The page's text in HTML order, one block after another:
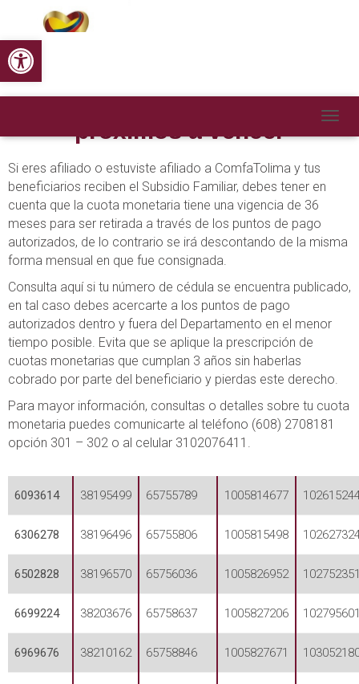
Abrir barra de herramientas
próximos a vencer
Si eres afiliado o estuviste afiliado a ComfaTolima y tus
beneficiarios reciben el Subsidio Familiar, debes tener en
cuenta que la cuota monetaria tiene una vigencia de 36
meses para ser retirada a través de los puntos de pago
autorizados, de lo contrario se irá descontando de la misma
forma mensual en que fue consignada.
Consulta aquí si tu número de cédula se encuentra publicado,
en tal caso debes acercarte a los puntos de pago
autorizados dentro y fuera del Departamento en el menor
tiempo posible. Evita que se aplique la prescripción de
cuotas monetarias que cumplan 3 años sin haberlas
cobrado por parte del beneficiario y pierdas este derecho.
Para mayor información, consultas o detalles sobre tu cuota
monetaria puedes comunicarte al teléfono (608) 2708181
opción 301 – 302 o al celular 3102076411.
6093614 38195499 65755789 1005814677
6306278 38196496 65755806 1005815498
6502828 38196570 65756036 1005826952
6699224 38203676 65758637 1005827206
6969676 38210162 65758846 1005827671